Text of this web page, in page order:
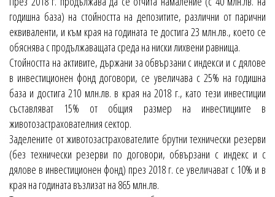
годишна база) на стойността на депозитите, различни от парични
еквиваленти, и към края на годината те достига 23 млн.лв., което се
обяснява с продължаващата среда на ниски лихвени равнища.
Стойността на активите, държани за обвързани с индекси и с дялове
в инвестиционен фонд договори, се увеличава с 25% на годишна
база и достига 210 млн.лв. в края на 2018 г., като тези инвестиции
съставляват 15% от общия размер на инвестициите в
животозастрахователния сектор.
Заделените от животозастрахователите брутни технически резерви
(без технически резерви по договори, обвързани с индекс и с
дялове в инвестиционен фонд) през 2018 г. се увеличават с 10% и в
края на годината възлизат на 865 млн.лв.